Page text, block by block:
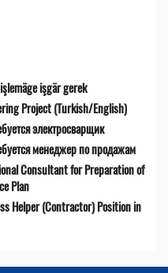
işgär gerek
Project (Turkish/English)
электросварщик
менеджер по продажам
Consultant for Preparation of
Plan
Helper (Contractor) Position in